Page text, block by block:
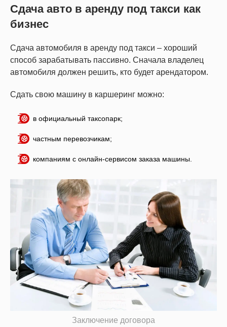
Сдача авто в аренду под такси как
бизнес
Сдача автомобиля в аренду под такси – хороший
способ зарабатывать пассивно. Сначала владелец
автомобиля должен решить, кто будет арендатором.
Сдать свою машину в каршеринг можно:
в официальный таксопарк;
частным перевозчикам;
компаниям с онлайн-сервисом заказа машины.
Заключение договора